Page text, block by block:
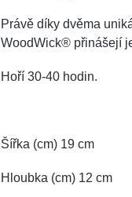
Právě díky dvěma
WoodWick® přinášejí
Hoří 30-40 hodin.
Šířka (cm) 19 cm
Hloubka (cm) 12 cm